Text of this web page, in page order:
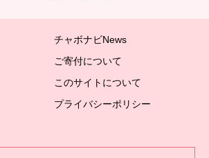
チャボナビNews
ご寄付について
このサイトについて
プライバシーポリシー